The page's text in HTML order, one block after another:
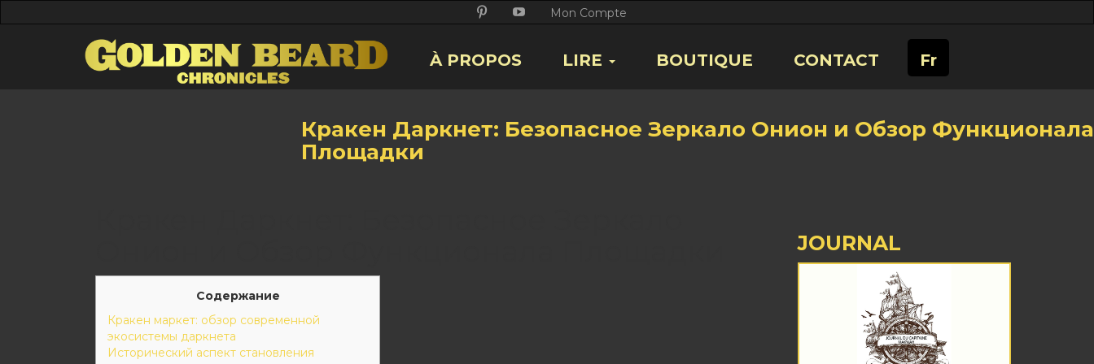
Facebook
Google
+
PikoreYoutubeMon Compte
À PROPOS LIRE BOUTIQUE CONTACT Fr
Кракен Даркнет: Безопасное Зеркало Онион и Обзор Функционала
Площадки
Содержание
Кракен маркет: обзор современной
экосистемы даркнета
Исторический аспект становления
JOURNAL